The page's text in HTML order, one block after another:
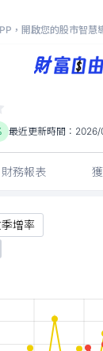
，開啟您的股市智慧
28.40
-0.87%
最近更新時間：
財務報表
增率